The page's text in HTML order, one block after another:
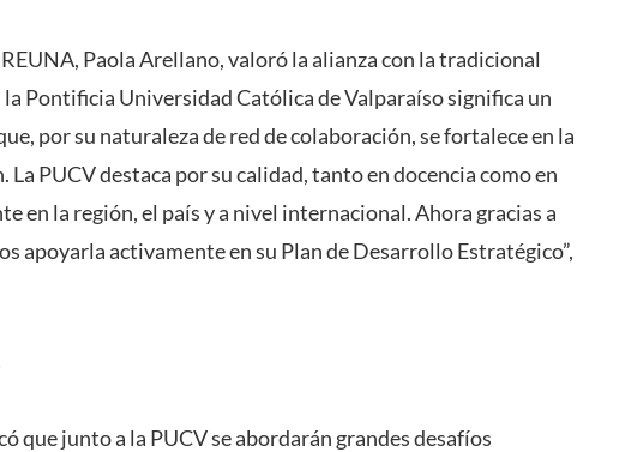
Paola Arellano, valoró la alianza con la tradicional
la Pontificia Universidad Católica de Valparaíso significa un
por su naturaleza de red de colaboración, se fortalece en la
PUCV destaca por su calidad, tanto en docencia como en
en la región, el país y a nivel internacional. Ahora gracias a
apoyarla activamente en su Plan de Desarrollo Estratégico”,
que junto a la PUCV se abordarán grandes desafíos